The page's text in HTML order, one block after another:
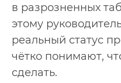
в разрозненных
этому
реальный статус
чётко понимают,
сделать.